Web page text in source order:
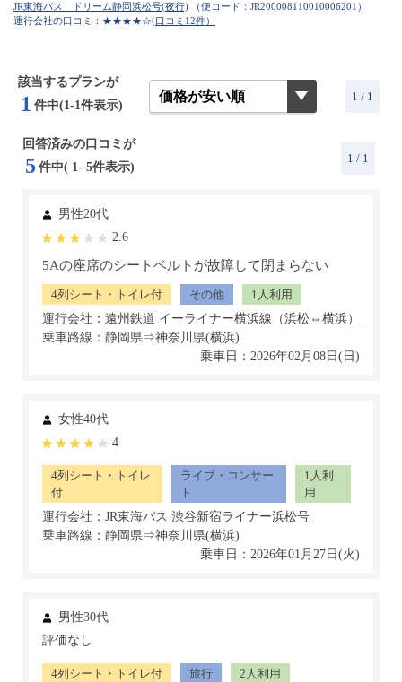
（便コード： JR200008110010006201 ）
運行会社の口コミ：★★★★☆(口コミ12件）
該当するプランが
1 件中(1-1件表示)
1 / 1
回答済みの口コミが
5 件中( 1- 5件表示)
1 / 1
男性20代
2.6
5Aの座席のシートベルトが故障して閉まらない
4列シート・トイレ付 その他
1人利用
運行会社：
乗車路線：静岡県⇒神奈川県(横浜)
乗車日：2026年02月08日(日)
女性40代
4
4列シート・トイレ
付
ライブ・コンサー
ト
1人利
用
運行会社：
乗車路線：静岡県⇒神奈川県(横浜)
乗車日：2026年01月27日(火)
男性30代
評価なし
4列シート・トイレ付 旅行 2人利用